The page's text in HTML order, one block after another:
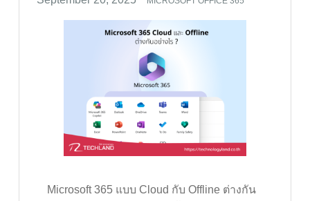
Microsoft 365 แบบ Cloud กับ Offline ต่างกัน